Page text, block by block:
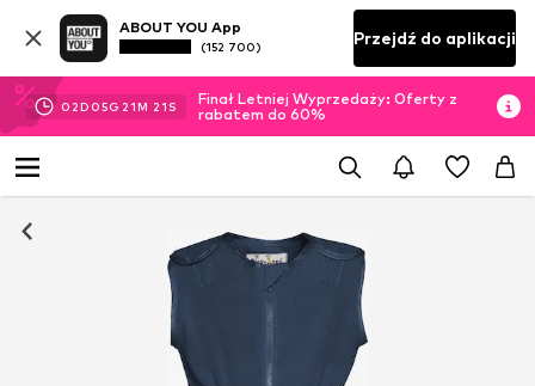
ABOUT YOU App
(152 700) Przejdź do aplikacji
02D 05G 21M 19 S
Finał Letniej Wyprzedaży: Oferty z
rabatem do 60%